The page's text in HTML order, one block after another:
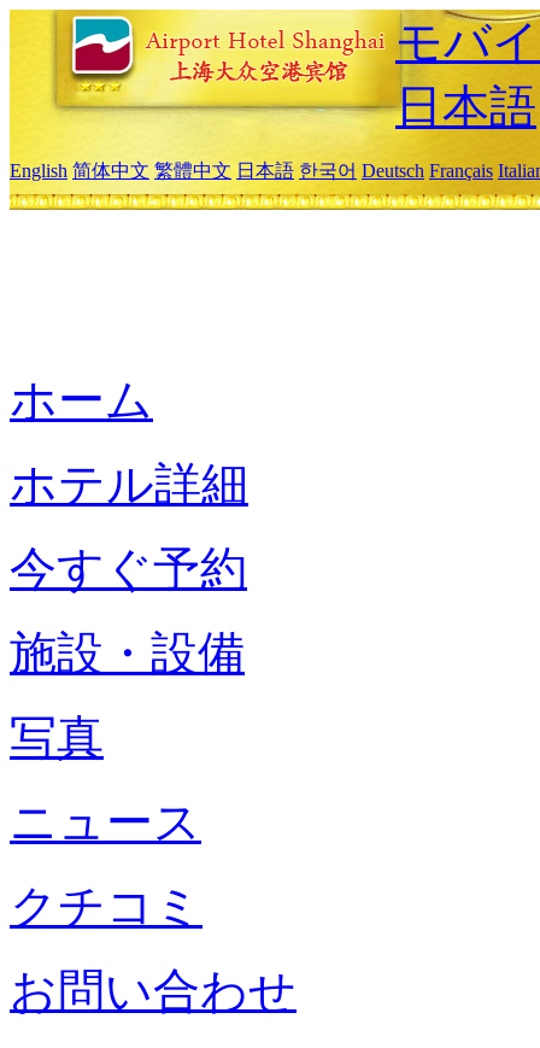
モバ
日本語
English 简体中文 繁體中文 日本語 한국어 Deutsch Français
ホーム
ホテル詳細
今すぐ予約
施設・設備
写真
ニュース
クチコミ
お問い合わせ